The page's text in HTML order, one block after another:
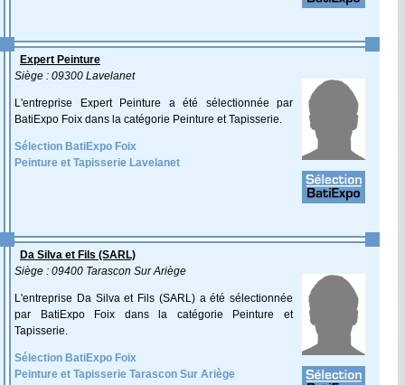
Expert Peinture
Siège : 09300 Lavelanet
L'entreprise Expert Peinture a été sélectionnée par
BatiExpo Foix dans la catégorie Peinture et Tapisserie.
Sélection BatiExpo Foix
Peinture et Tapisserie Lavelanet
Da Silva et Fils (SARL)
Siège : 09400 Tarascon Sur Ariège
L'entreprise Da Silva et Fils (SARL) a été sélectionnée
par BatiExpo Foix dans la catégorie Peinture et
Tapisserie.
Sélection BatiExpo Foix
Peinture et Tapisserie Tarascon Sur Ariège